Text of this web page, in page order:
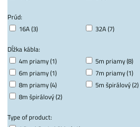
Prúd:
16A (3)
32A (7)
Dĺžka kábla:
4m priamy (1)
5m priamy (8)
6m priamy (1)
7m priamy (1)
8m priamy (4)
5m špirálový (2)
8m špirálový (2)
Type of product: